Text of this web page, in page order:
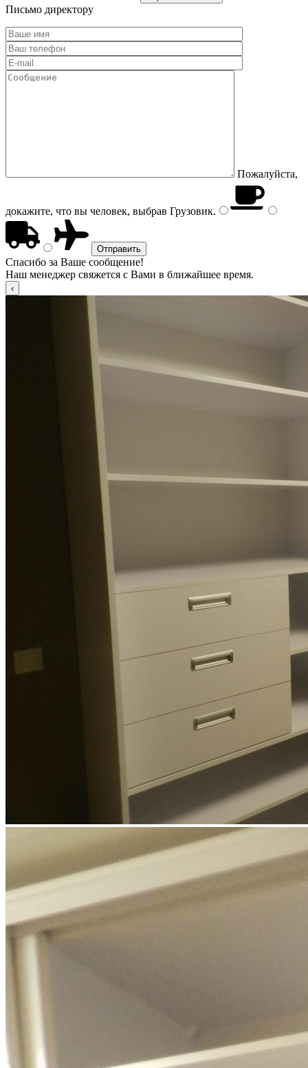
Письмо директору
Пожалуйста,
докажите, что вы человек, выбрав Грузовик.
Спасибо за Ваше сообщение!
Наш менеджер свяжется с Вами в ближайшее время.